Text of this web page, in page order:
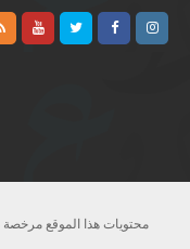
محتويات هذا الموقع